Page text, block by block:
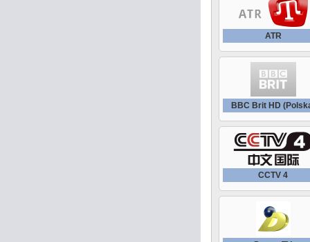
ATR
BBC Brit HD
CCTV 4